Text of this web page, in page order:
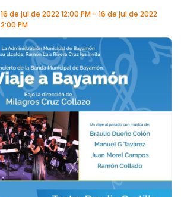
16 de jul de 2022 12:00 PM - 16 de jul de 2022
2:00 PM